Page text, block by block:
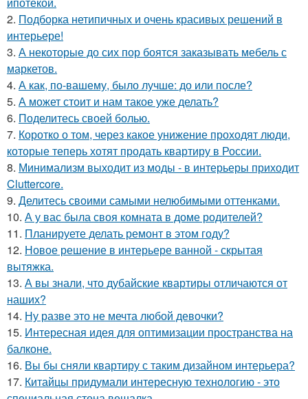
2. Подборка нетипичных и очень красивых решений в
интерьере!
3. А некоторые до сих пор боятся заказывать мебель с
маркетов.
4. А как, по-вашему, было лучше: до или после?
5. А может стоит и нам такое уже делать?
6. Поделитесь своей болью.
7. Коротко о том, через какое унижение проходят люди,
которые теперь хотят продать квартиру в России.
8. Минимализм выходит из моды - в интерьеры приходит
Cluttercore.
9. Делитесь своими самыми нелюбимыми оттенками.
10. А у вас была своя комната в доме родителей?
11. Планируете делать ремонт в этом году?
12. Новое решение в интерьере ванной - скрытая
вытяжка.
13. А вы знали, что дубайские квартиры отличаются от
наших?
14. Ну разве это не мечта любой девочки?
15. Интересная идея для оптимизации пространства на
балконе.
16. Вы бы сняли квартиру с таким дизайном интерьера?
17. Китайцы придумали интересную технологию - это